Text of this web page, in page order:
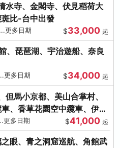
水寺、金閣寺、伏見稻荷大
比-台中出發
更多日期 $33,000 起
、琵琶湖、宇治遊船、奈良
更多日期 $34,000 起
馬小京都、美山合掌村、
、香草花園空中纜車、伊勢
多日期 $41,000 起
眼、青之洞窟巡航、角館武